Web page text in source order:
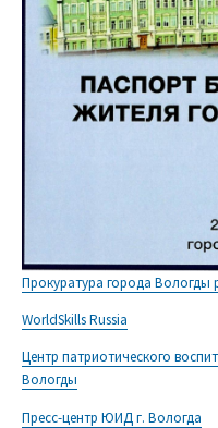
Прокуратура города Вологды
WorldSkills Russia
Центр патриотического
Вологды
Пресс-центр ЮИД г. Вологда